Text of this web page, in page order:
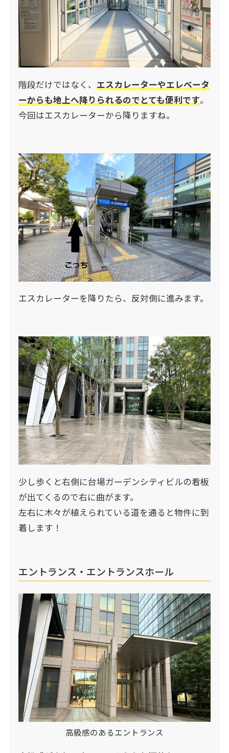
階段だけではなく、 エスカレーターやエレベータ
ーからも地上へ降りられるのでとても便利です。
今回はエスカレーターから降りますね。
エスカレーターを降りたら、反対側に進みます。
少し歩くと右側に台場ガーデンシティビルの看板
が出てくるので右に曲がます。
左右に木々が植えられている道を通ると物件に到
着します！
エントランス・エントランスホール
高級感のあるエントランス